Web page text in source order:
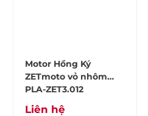
Motor Hồng Ký
ZETmoto vỏ nhôm
PLA-ZET3.012
Liên hệ